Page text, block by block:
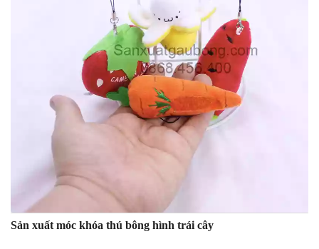
Sản xuất móc khóa thú bông hình trái cây